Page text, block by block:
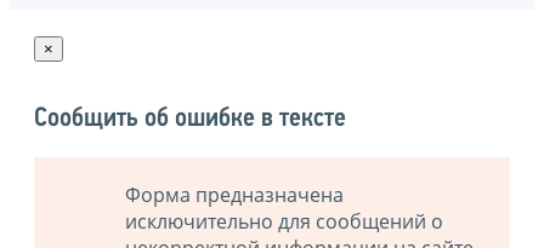
×
Сообщить об ошибке в тексте
Форма предназначена
исключительно для сообщений о